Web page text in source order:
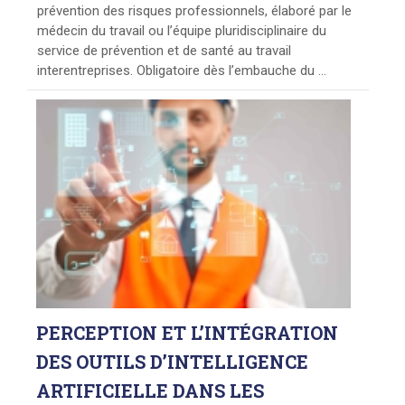
prévention des risques professionnels, élaboré par le
médecin du travail ou l’équipe pluridisciplinaire du
service de prévention et de santé au travail
interentreprises. Obligatoire dès l’embauche du ...
PERCEPTION ET L’INTÉGRATION
DES OUTILS D’INTELLIGENCE
ARTIFICIELLE DANS LES